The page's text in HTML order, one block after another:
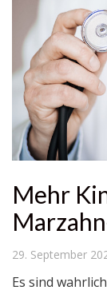
Mehr
29. September
Es sind